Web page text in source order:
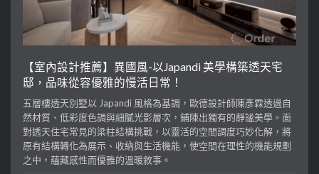
【室內設計推薦】異國風-以Japandi 美學構築透天宅
邸，品味從容優雅的慢活日常！
五層樓透天別墅以 Japandi 風格為基調，歐德設計師陳彥霖透過自
然材質、低彩度色調與細膩光影層次，鋪陳出獨有的靜謐美學。面
對透天住宅常見的梁柱結構挑戰，以靈活的空間調度巧妙化解，將
原有結構轉化為展示、收納與生活機能，使空間在理性的機能規劃
之中，蘊藏感性而優雅的溫暖敘事。